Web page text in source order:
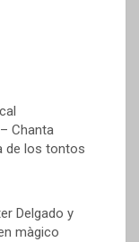
Chanta
de los tontos
Delgado y
màgico